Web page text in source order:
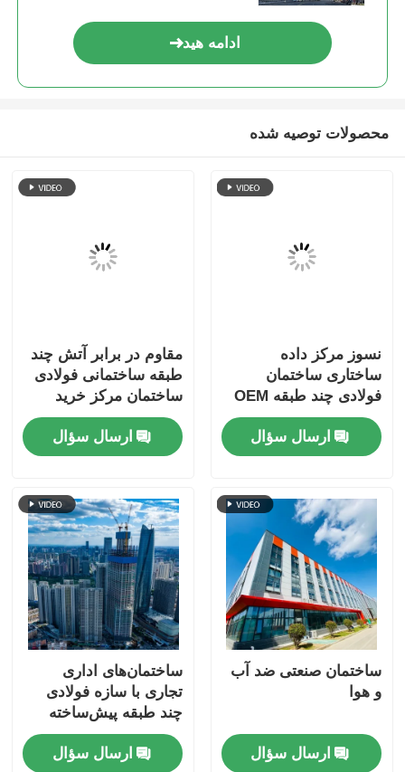
ساختمان فولادی خانه مرغ
ساختار فولاد تجاری
ادامه هید
محصولات توصیه شده
نسوز مرکز داده
ساختاری ساختمان
فولادی چند طبقه OEM
Prefab
ارسال سؤال
مقاوم در برابر آتش چند
طبقه ساختمانی فولادی
ساختمان مرکز خرید
تولید پیش ساخته ODM
ارسال سؤال
ساختمان صنعتی ضد آب
و هوا
ارسال سؤال
ساختمان‌های اداری
تجاری با سازه فولادی
چند طبقه پیش‌ساخته
مدولار OBM
ارسال سؤال